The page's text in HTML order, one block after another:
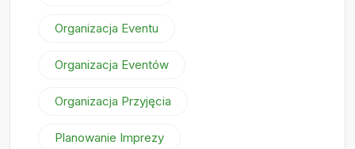
Organizacja Eventu
Organizacja Eventów
Organizacja Przyjęcia
Planowanie Imprezy